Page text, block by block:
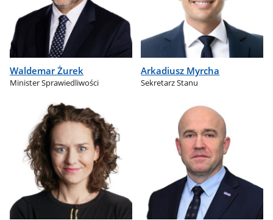
Waldemar Żurek
Minister Sprawiedliwości
Arkadiusz Myrcha
Sekretarz Stanu